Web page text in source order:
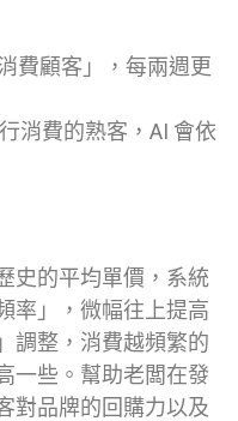
費顧客」，每兩週更
消費的熟客，AI 會依
史的平均單價，系統
率」，微幅往上提高
調整，消費越頻繁的
一些。幫助老闆在發
對品牌的回購力以及